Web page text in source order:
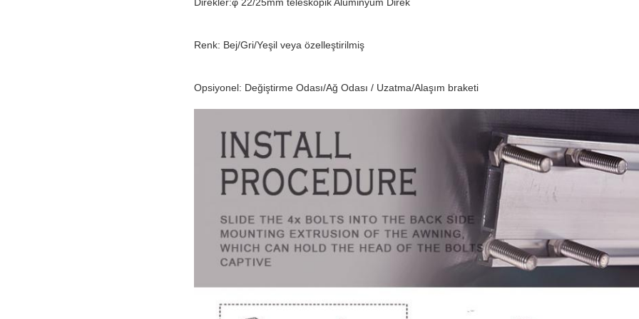
Renk: Bej/Gri/Yeşil veya özelleştirilmiş
Opsiyonel: Değiştirme Odası/Ağ Odası / Uzatma/Alaşım braketi